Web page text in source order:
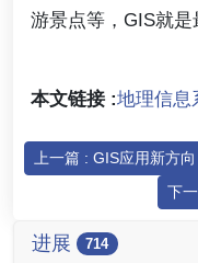
游景点等，GIS就是
本文链接 :地理信息
上一篇 : GIS应用新方向
下
进展 714